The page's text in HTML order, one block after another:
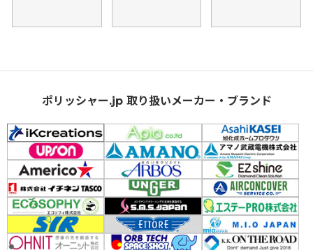
ポリッシャー.jp 取り扱いメーカー・ブランド